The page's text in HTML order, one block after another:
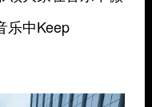
乐中Keep